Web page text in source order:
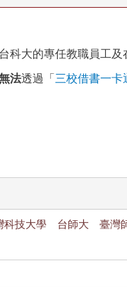
科大的專任教職員工及
法透過「三校借書一卡
科技大學 台師大
臺灣